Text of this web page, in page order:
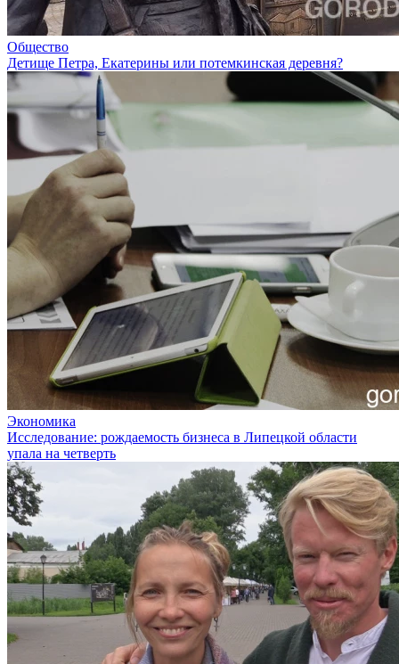
Общество
Детище Петра, Екатерины или потемкинская деревня?
Экономика
Исследование: рождаемость бизнеса в Липецкой области
упала на четверть